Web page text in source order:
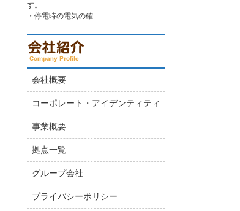
す。
・停電時の電気の確…
会社概要
コーポレート・アイデンティティ
事業概要
拠点一覧
グループ会社
プライバシーポリシー